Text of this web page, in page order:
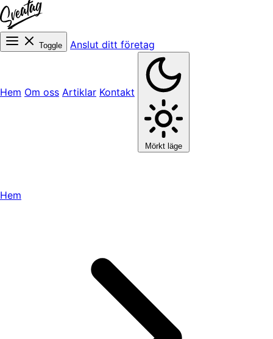
Toggle Anslut ditt företag
Hem Om oss Artiklar Kontakt
Mörkt läge
Hem